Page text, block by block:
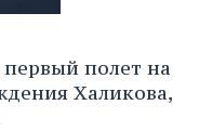
полет на
Халикова,